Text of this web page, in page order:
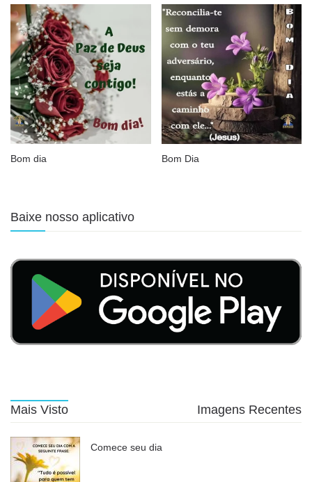
Bom dia Bom Dia
Baixe nosso aplicativo
Mais Visto Imagens Recentes
Comece seu dia